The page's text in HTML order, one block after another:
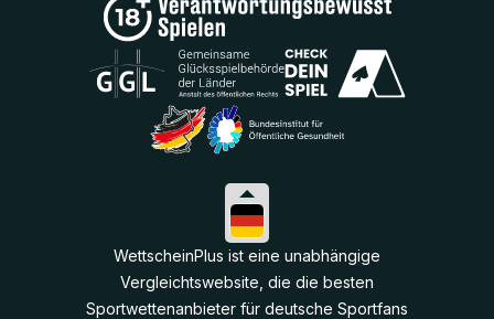
WettscheinPlus ist eine unabhängige
Vergleichtswebsite, die die besten
Sportwettenanbieter für deutsche Sportfans